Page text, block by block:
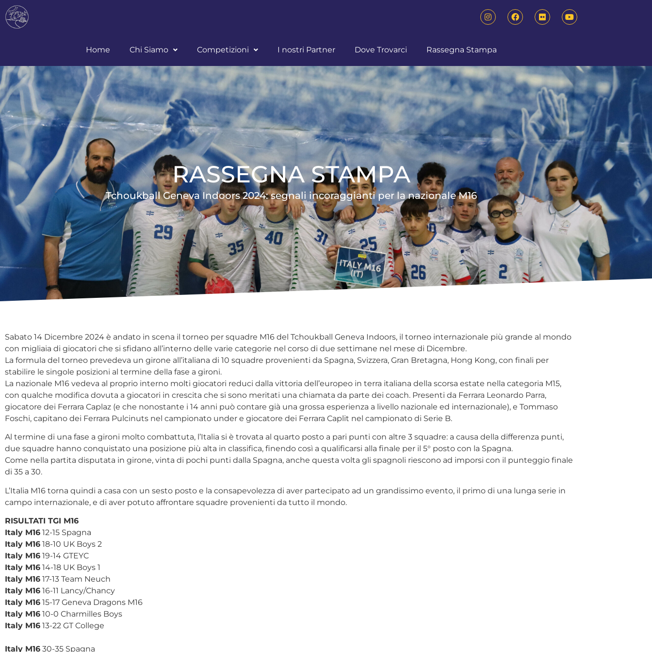
Home Chi Siamo Competizioni I nostri Partner Dove Trovarci Rassegna Stampa
RASSEGNA STAMPA
Tchoukball Geneva Indoors 2024: segnali incoraggianti per la nazionale M16
Sabato 14 Dicembre 2024 è andato in scena il torneo per squadre M16 del Tchoukball Geneva Indoors, il torneo internazionale più grande al mondo
con migliaia di giocatori che si sfidano all’interno delle varie categorie nel corso di due settimane nel mese di Dicembre.
La formula del torneo prevedeva un girone all’italiana di 10 squadre provenienti da Spagna, Svizzera, Gran Bretagna, Hong Kong, con finali per
stabilire le singole posizioni al termine della fase a gironi.
La nazionale M16 vedeva al proprio interno molti giocatori reduci dalla vittoria dell’europeo in terra italiana della scorsa estate nella categoria M15,
con qualche modifica dovuta a giocatori in crescita che si sono meritati una chiamata da parte dei coach. Presenti da Ferrara Leonardo Parra,
giocatore dei Ferrara Caplaz (e che nonostante i 14 anni può contare già una grossa esperienza a livello nazionale ed internazionale), e Tommaso
Foschi, capitano dei Ferrara Pulcinuts nel campionato under e giocatore dei Ferrara Caplit nel campionato di Serie B.
Al termine di una fase a gironi molto combattuta, l’Italia si è trovata al quarto posto a pari punti con altre 3 squadre: a causa della differenza punti,
due squadre hanno conquistato una posizione più alta in classifica, finendo così a qualificarsi alla finale per il 5° posto con la Spagna.
Come nella partita disputata in girone, vinta di pochi punti dalla Spagna, anche questa volta gli spagnoli riescono ad imporsi con il punteggio finale
di 35 a 30.
L’Italia M16 torna quindi a casa con un sesto posto e la consapevolezza di aver partecipato ad un grandissimo evento, il primo di una lunga serie in
campo internazionale, e di aver potuto affrontare squadre provenienti da tutto il mondo.
RISULTATI TGI M16
Italy M16 12-15 Spagna
Italy M16 18-10 UK Boys 2
Italy M16 19-14 GTEYC
Italy M16 14-18 UK Boys 1
Italy M16 17-13 Team Neuch
Italy M16 16-11 Lancy/Chancy
Italy M16 15-17 Geneva Dragons M16
Italy M16 10-0 Charmilles Boys
Italy M16 13-22 GT College
Italy M16 30-35 Spagna